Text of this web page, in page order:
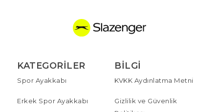
KATEGORILER
Spor Ayakkabı
Erkek Spor Ayakkabı
BILGI
KVKK Aydınlatma Metni
Gizlilik ve Güvenlik